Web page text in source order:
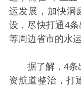
运发展，加快洞
设，尽快打通4
等周边省市的水
据了解，4条出
资航道整治，打